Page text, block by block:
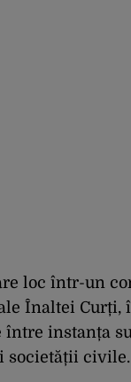
loc într-un
Înaltei Curți,
instanța
societății civile.